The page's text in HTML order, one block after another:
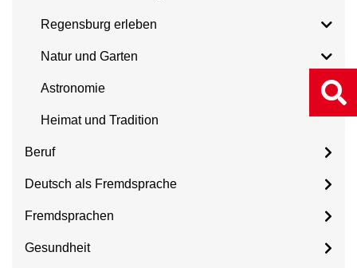
Regensburg erleben
Natur und Garten
Astronomie
Heimat und Tradition
Beruf
Deutsch als Fremdsprache
Fremdsprachen
Gesundheit